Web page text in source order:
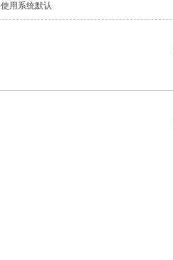
使用系统默认